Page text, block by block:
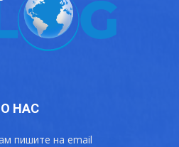
О НАС
пишите на email